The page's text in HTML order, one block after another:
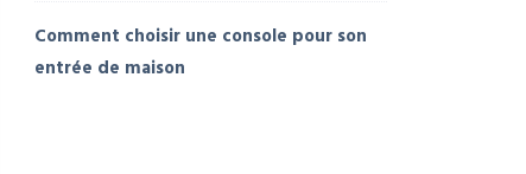
Comment choisir une console pour son
entrée de maison